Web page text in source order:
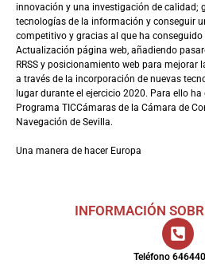
innovación y una investigación de calidad;
tecnologías de la información y conseguir
competitivo y gracias al que ha
Actualización página web, añadiendo
RRSS y posicionamiento web para
a través de la incorporación de nuevas
lugar durante el ejercicio 2020. Para ello
Programa TICCámaras de la Cámara de
Navegación de Sevilla.
Una manera de hacer Europa
INFORMACIÓN
Teléfono